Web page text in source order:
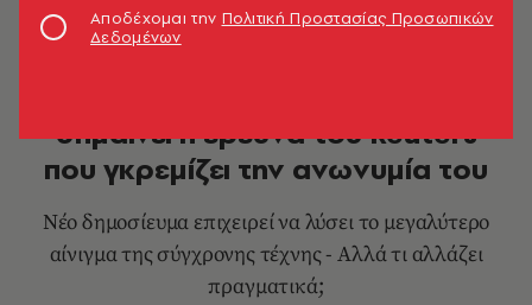
σύγχρονης τέχνης © EPA/Joshua Bratt
σημαίνει η έρευνα του Reuters
που γκρεμίζει την ανωνυμία του
Νέο δημοσίευμα επιχειρεί να λύσει το μεγαλύτερο
αίνιγμα της σύγχρονης τέχνης - Αλλά τι αλλάζει
πραγματικά;
Αποδέχομαι την Πολιτική Προστασίας Προσωπικών
Δεδομένων